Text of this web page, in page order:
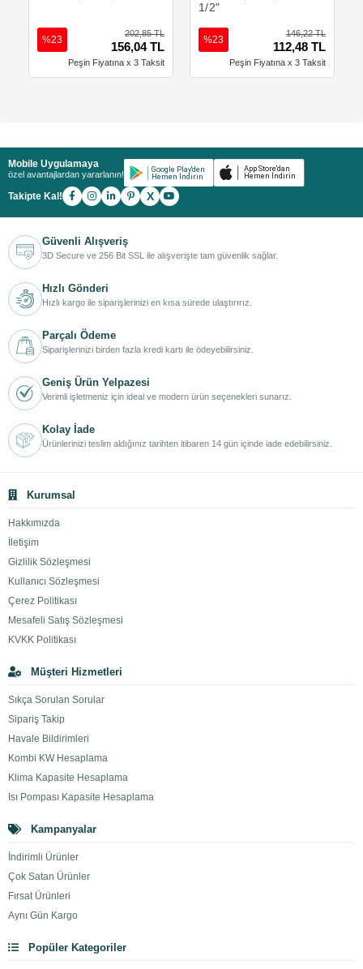
202,85 TL
156,04 TL
%23
Peşin Fiyatına x 3 Taksit
1/2"
146,22 TL
112,48 TL
%23
Peşin Fiyatına x 3 Taksit
Mobile Uygulamaya
özel avantajlardan yararlanın!
Takipte Kal! X
Güvenli Alışveriş
3D Secure ve 256 Bit SSL ile alışverişte tam güvenlik sağlar.
Hızlı Gönderi
Hızlı kargo ile siparişlerinizi en kısa sürede ulaştırırız.
Parçalı Ödeme
Siparişlerinizi birden fazla kredi kartı ile ödeyebilirsiniz.
Geniş Ürün Yelpazesi
Verimli işletmeniz için ideal ve modern ürün seçenekleri sunarız.
Kolay İade
Ürünlerinizi teslim aldığınız tarihten itibaren 14 gün içinde iade edebilirsiniz.
Kurumsal
Hakkımızda
İletişim
Gizlilik Sözleşmesi
Kullanıcı Sözleşmesi
Çerez Politikası
Mesafeli Satış Sözleşmesi
KVKK Politikası
Müşteri Hizmetleri
Sıkça Sorulan Sorular
Sipariş Takip
Havale Bildirimleri
Kombi KW Hesaplama
Klima Kapasite Hesaplama
Isı Pompası Kapasite Hesaplama
Kampanyalar
İndirimli Ürünler
Çok Satan Ürünler
Fırsat Ürünleri
Aynı Gün Kargo
Popüler Kategoriler